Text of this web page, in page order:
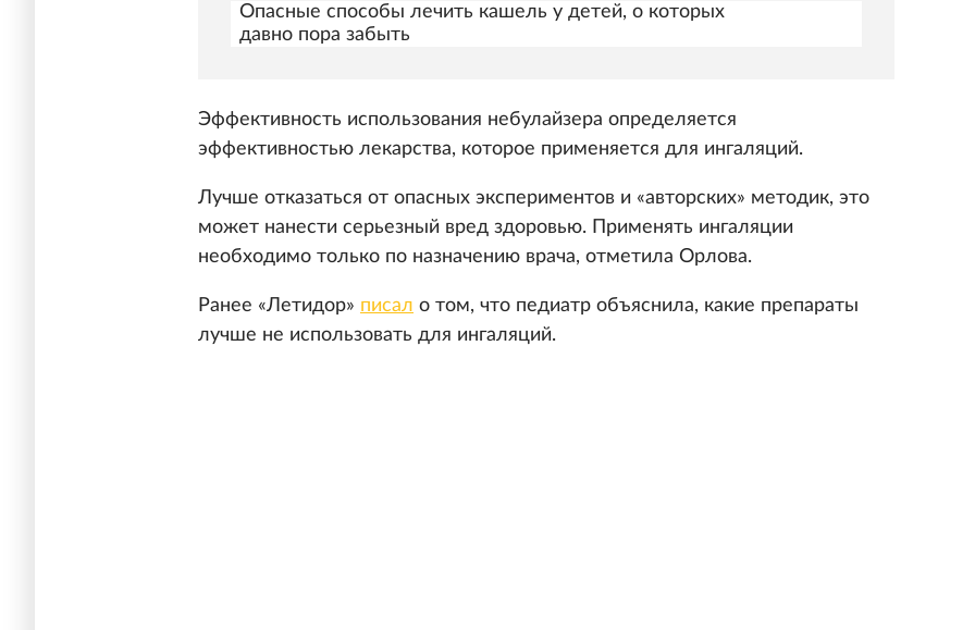
Опасные способы лечить кашель у детей, о которых
давно пора забыть
Эффективность использования небулайзера определяется
эффективностью лекарства, которое применяется для ингаляций.
Лучше отказаться от опасных экспериментов и «авторских» методик, это
может нанести серьезный вред здоровью. Применять ингаляции
необходимо только по назначению врача, отметила Орлова.
Ранее «Летидор» писал о том, что педиатр объяснила, какие препараты
лучше не использовать для ингаляций.